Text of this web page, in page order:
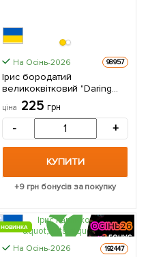
На Осінь-2026 98957
Ірис бородатий
великоквітковий "Daring
ціна 225 грн
- +
КУПИТИ
+9грн бонусів за покупку
НОВИНКА
На Осінь-2026 192447